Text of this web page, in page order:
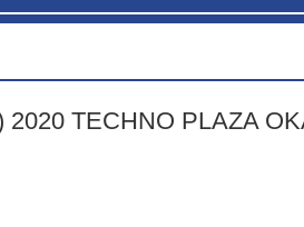
2020 TECHNO PLAZA